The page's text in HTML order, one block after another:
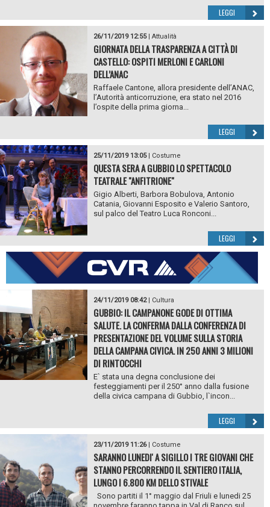
LEGGI
26/11/2019 12:55| Attualità
GIORNATA DELLA TRASPARENZA A CITTÀ DI
CASTELLO: OSPITI MERLONI E CARLONI
DELL’ANAC
Raffaele Cantone, allora presidente dell’ANAC,
l’Autorità anticorruzione, era stato nel 2016
l’ospite della prima giorna...
LEGGI
25/11/2019 13:05| Costume
QUESTA SERA A GUBBIO LO SPETTACOLO
TEATRALE "ANFITRIONE"
Gigio Alberti, Barbora Bobulova, Antonio
Catania, Giovanni Esposito e Valerio Santoro,
sul palco del Teatro Luca Ronconi...
LEGGI
24/11/2019 08:42| Cultura
GUBBIO: IL CAMPANONE GODE DI OTTIMA
SALUTE. LA CONFERMA DALLA CONFERENZA DI
PRESENTAZIONE DEL VOLUME SULLA STORIA
DELLA CAMPANA CIVICA. IN 250 ANNI 3 MILIONI
DI RINTOCCHI
E` stata una degna conclusione dei
festeggiamenti per il 250° anno dalla fusione
della civica campana di Gubbio, l`incon...
LEGGI
23/11/2019 11:26| Costume
SARANNO LUNEDI' A SIGILLO I TRE GIOVANI CHE
STANNO PERCORRENDO IL SENTIERO ITALIA,
LUNGO I 6.800 KM DELLO STIVALE
Sono partiti il 1° maggio dal Friuli e lunedi 25